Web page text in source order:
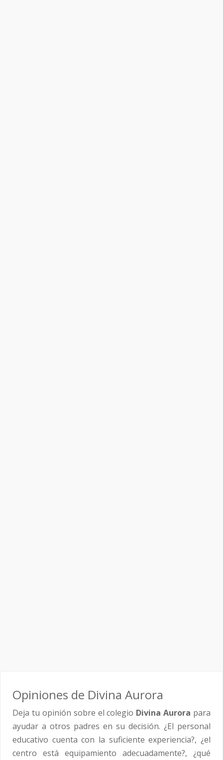
Opiniones de Divina Aurora
Deja tu opinión sobre el colegio Divina Aurora para
ayudar a otros padres en su decisión. ¿El personal
educativo cuenta con la suficiente experiencia?, ¿el
centro está equipamiento adecuadamente?, ¿qué